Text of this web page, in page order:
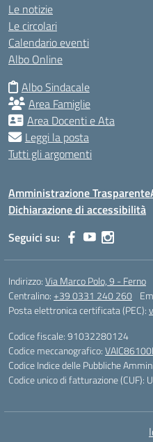
Le notizie
Le circolari
Calendario eventi
Albo Online
Albo Sindacale
Area Famiglie
Area Docenti e Ata
Leggi la posta
Tutti gli argomenti
Amministrazione Trasparente
Dichiarazione di accessibilità
Seguici su:
Indirizzo:Via Marco Polo, 9 - Ferno
Centralino:+39 0331 240 260
Posta elettronica certificata (PEC):
Codice fiscale: 91032280124
Codice meccanografico:
Codice Indice delle Pubbliche
Codice unico di fatturazione (CUF):